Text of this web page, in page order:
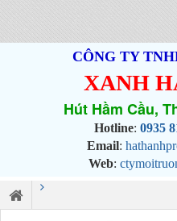
CÔNG TY
XANH
Hút Hầm Cầu,
Hotline: 0935
Email:
Web: